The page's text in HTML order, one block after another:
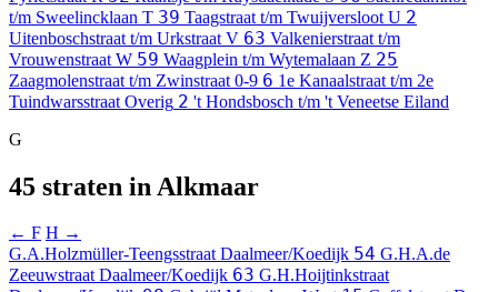
t/m Sweelincklaan T 39 Taagstraat t/m Twuijversloot U 2
Uitenboschstraat t/m Urkstraat V 63 Valkenierstraat t/m
Vrouwenstraat W 59 Waagplein t/m Wytemalaan Z 25
Zaagmolenstraat t/m Zwinstraat 0-9 6 1e Kanaalstraat t/m 2e
Tuindwarsstraat Overig 2 't Hondsbosch t/m 't Veneetse Eiland
G
45 straten in Alkmaar
← F H →
G.A.Holzmüller-Teengsstraat Daalmeer/Koedijk 54 G.H.A.de
Zeeuwstraat Daalmeer/Koedijk 63 G.H.Hoijtinkstraat